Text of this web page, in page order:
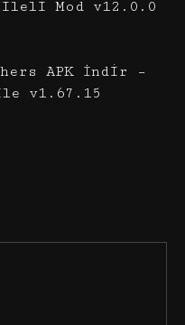
Mod v12.0.0
APK İndir –
v1.67.15